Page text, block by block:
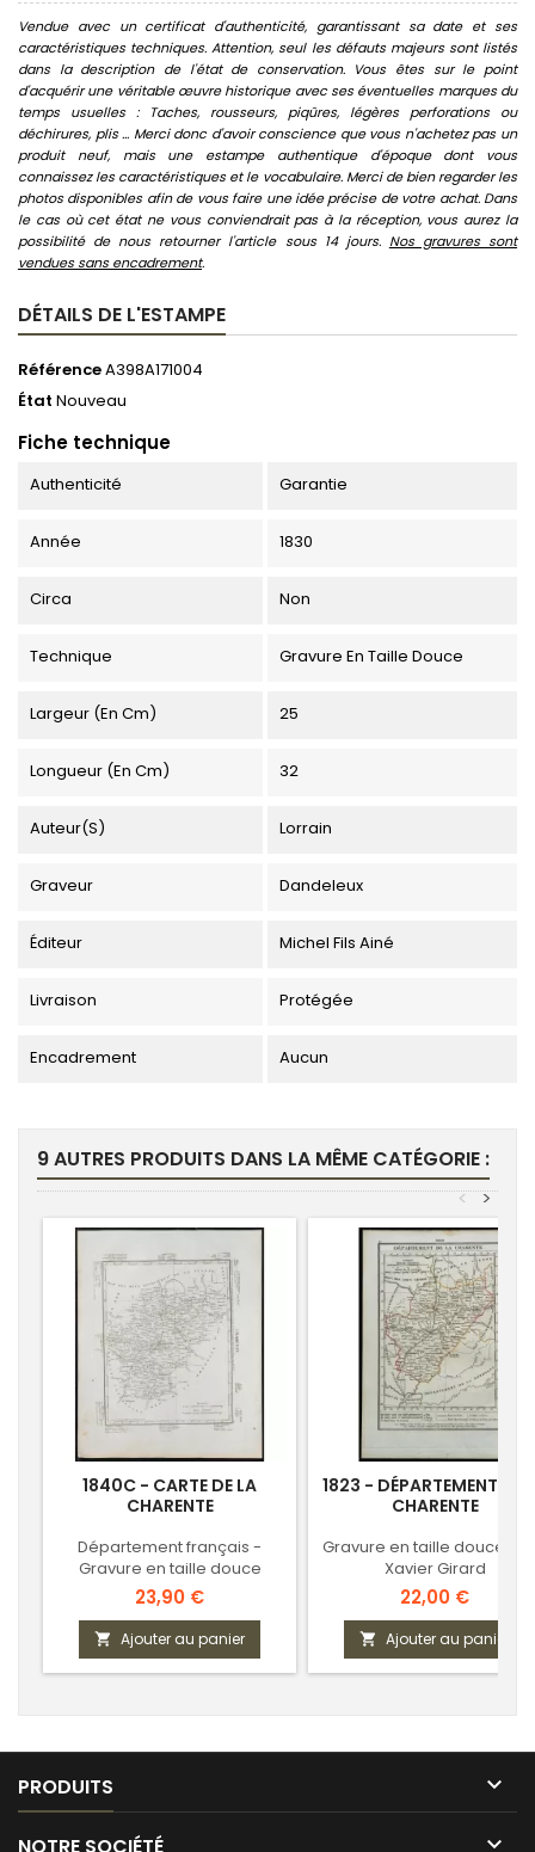
Vendue avec un certificat d'authenticité, garantissant sa date et ses
caractéristiques techniques. Attention, seul les défauts majeurs sont listés
dans la description de l'état de conservation. Vous êtes sur le point
d'acquérir une véritable œuvre historique avec ses éventuelles marques du
temps usuelles : Taches, rousseurs, piqûres, légères perforations ou
déchirures, plis ... Merci donc d'avoir conscience que vous n'achetez pas un
produit neuf, mais une estampe authentique d'époque dont vous
connaissez les caractéristiques et le vocabulaire. Merci de bien regarder les
photos disponibles afin de vous faire une idée précise de votre achat. Dans
le cas où cet état ne vous conviendrait pas à la réception, vous aurez la
possibilité de nous retourner l'article sous 14 jours. Nos gravures sont
vendues sans encadrement.
DÉTAILS DE L'ESTAMPE
RéférenceA398A171004
État Nouveau
Fiche technique
Authenticité Garantie
Année 1830
Circa Non
Technique Gravure En Taille Douce
Largeur (en Cm) 25
Longueur (en Cm) 32
Auteur(s) Lorrain
Graveur Dandeleux
Éditeur Michel Fils Ainé
Livraison Protégée
Encadrement Aucun
9 AUTRES PRODUITS DANS LA MÊME CATÉGORIE :
>
<
1840C - CARTE DE LA
CHARENTE
Département français -
Gravure en taille douce
Prix
23,90 €
 Ajouter au panier
1823 - DÉPARTEMENT DE
CHARENTE
Gravure en taille douce -
Xavier Girard
Prix
22,00 €
 Ajouter au panier
PRODUITS 
NOTRE SOCIÉTÉ 